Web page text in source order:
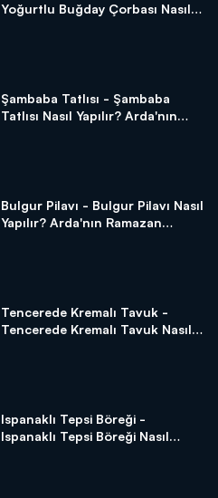
Yoğurtlu Buğday Çorbası Nasıl
Şambaba Tatlısı - Şambaba
Tatlısı Nasıl Yapılır? Arda'nın
Bulgur Pilavı - Bulgur Pilavı Nasıl
Yapılır? Arda'nın Ramazan
Tencerede Kremalı Tavuk -
Tencerede Kremalı Tavuk Nasıl
Ispanaklı Tepsi Böreği -
Ispanaklı Tepsi Böreği Nasıl